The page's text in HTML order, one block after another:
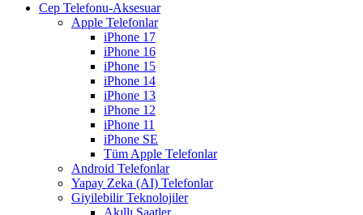
Cep Telefonu-Aksesuar
Apple Telefonlar
iPhone 17
iPhone 16
iPhone 15
iPhone 14
iPhone 13
iPhone 12
iPhone 11
iPhone SE
Tüm Apple Telefonlar
Android Telefonlar
Yapay Zeka (AI) Telefonlar
Giyilebilir Teknolojiler
Akıllı Saatler